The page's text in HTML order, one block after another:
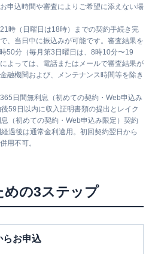
申込時間や審査によりご希望に添えない場
時（日曜日は18時）までの契約手続き完
、当日中に振込みが可能です。審査結果を
50分（毎月第3日曜日は、8時10分〜19
よっては、電話またはメールで審査結果が
融機関および、メンテナンス時間等を除き
日間無利息（初めての契約・Web申込み
59日以内に収入証明書類の提出とレイク
（初めての契約・Web申込み限定）契約
過後は通常金利適用。初回契約翌日から
用不可。
めの3ステップ
らお申込